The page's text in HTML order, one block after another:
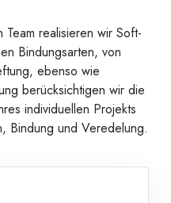
realisieren wir Soft-
Bindungsarten, von
ebenso wie
berücksichtigen wir die
individuellen Projekts
Bindung und Veredelung.